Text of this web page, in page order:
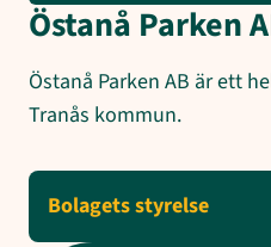
Östanå Parken
Östanå Parken AB är ett
Tranås kommun.
Bolagets styrelse